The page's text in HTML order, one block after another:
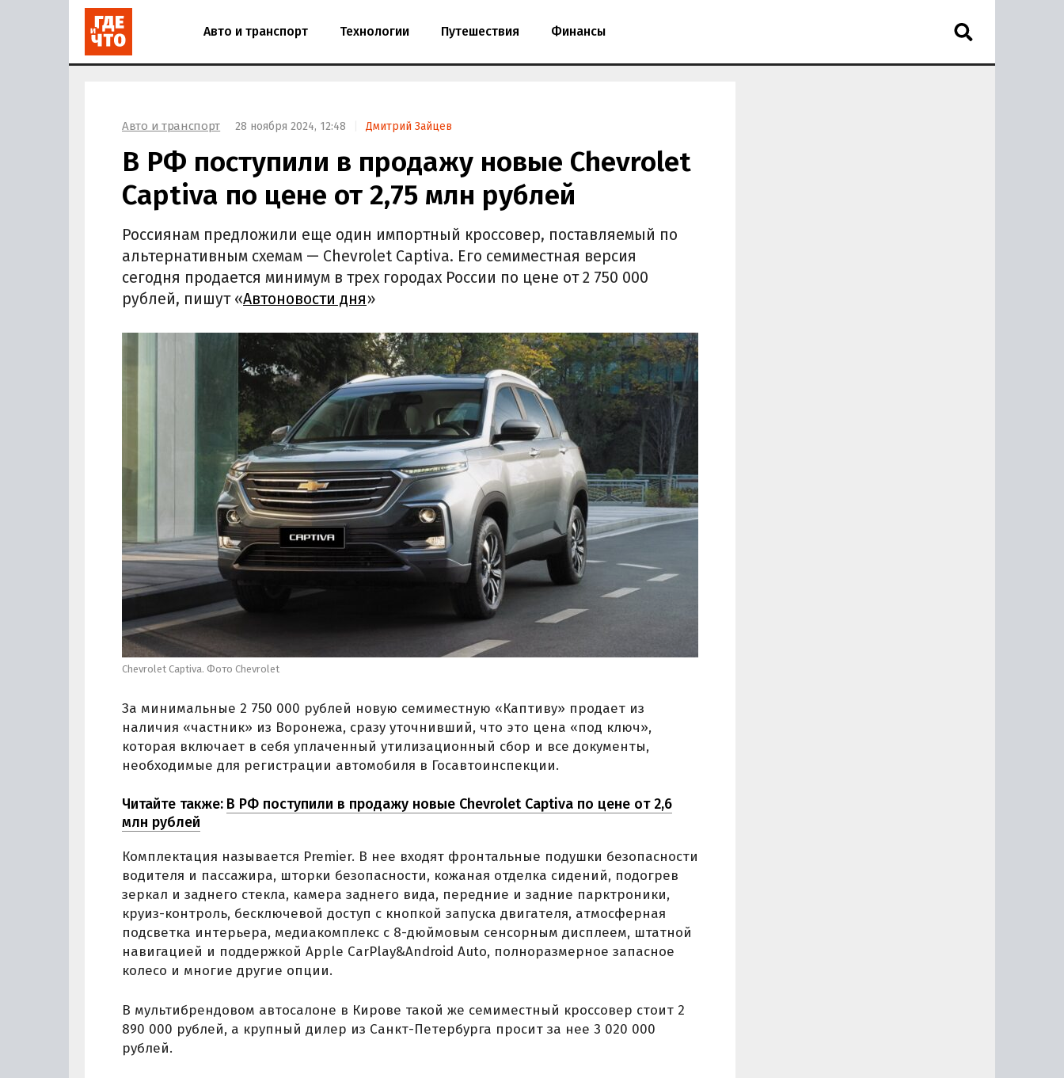
Авто и транспорт Технологии Путешествия Финансы
Авто и транспорт 28 ноября 2024, 12:48 Дмитрий Зайцев
В РФ поступили в продажу новые Chevrolet
Captiva по цене от 2,75 млн рублей
Россиянам предложили еще один импортный кроссовер, поставляемый по
альтернативным схемам — Chevrolet Captiva. Его семиместная версия
сегодня продается минимум в трех городах России по цене от 2 750 000
рублей, пишут «Автоновости дня»
Chevrolet Captiva. Фото Chevrolet
За минимальные 2 750 000 рублей новую семиместную «Каптиву» продает из
наличия «частник» из Воронежа, сразу уточнивший, что это цена «под ключ»,
которая включает в себя уплаченный утилизационный сбор и все документы,
необходимые для регистрации автомобиля в Госавтоинспекции.
Читайте также: В РФ поступили в продажу новые Chevrolet Captiva по цене от 2,6
млн рублей
Комплектация называется Premier. В нее входят фронтальные подушки безопасности
водителя и пассажира, шторки безопасности, кожаная отделка сидений, подогрев
зеркал и заднего стекла, камера заднего вида, передние и задние парктроники,
круиз-контроль, бесключевой доступ с кнопкой запуска двигателя, атмосферная
подсветка интерьера, медиакомплекс с 8-дюймовым сенсорным дисплеем, штатной
навигацией и поддержкой Apple CarPlay&Android Auto, полноразмерное запасное
колесо и многие другие опции.
В мультибрендовом автосалоне в Кирове такой же семиместный кроссовер стоит 2
890 000 рублей, а крупный дилер из Санкт-Петербурга просит за нее 3 020 000
рублей.